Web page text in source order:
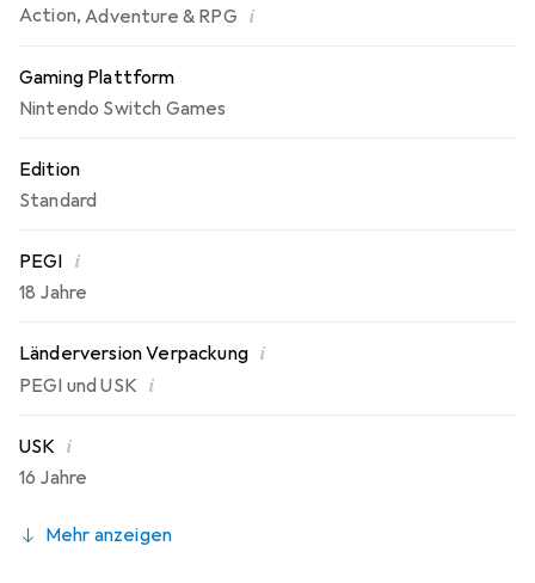
Action,Adventure & RPG i
Gaming Plattform
Nintendo Switch Games
Edition
Standard
PEGI i
18 Jahre
Länderversion Verpackung i
PEGI und USK i
USK i
16 Jahre
Mehr anzeigen